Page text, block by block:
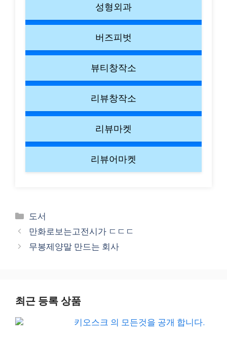
성형외과
버즈피벗
뷰티창작소
리뷰창작소
리뷰마켓
리뷰어마켓
Categories
도서
만화로보는고전시가 ㄷㄷㄷ
무봉제양말 만드는 회사
최근 등록 상품
키오스크 의 모든것을 공개 합니다.